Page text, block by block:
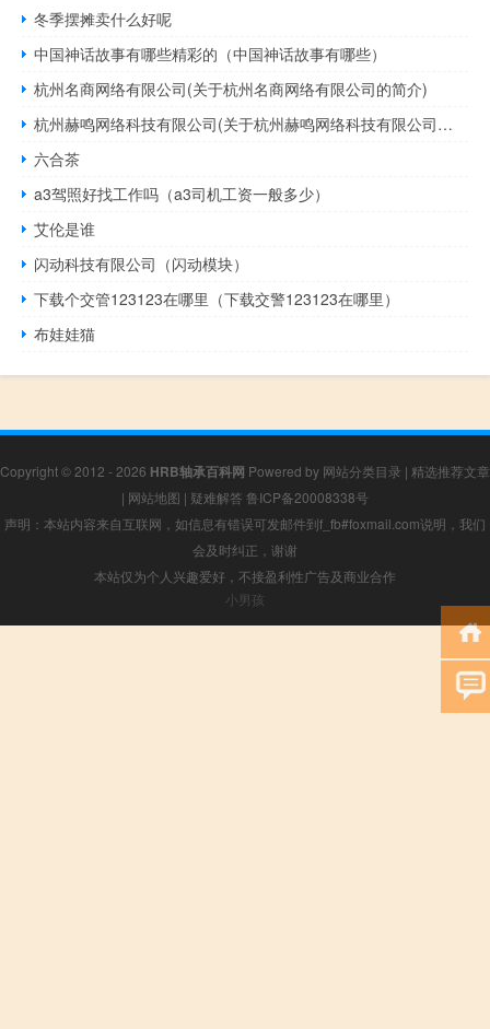
冬季摆摊卖什么好呢
中国神话故事有哪些精彩的（中国神话故事有哪些）
杭州名商网络有限公司(关于杭州名商网络有限公司的简介)
杭州赫鸣网络科技有限公司(关于杭州赫鸣网络科技有限公司的简介)
六合茶
a3驾照好找工作吗（a3司机工资一般多少）
艾伦是谁
闪动科技有限公司（闪动模块）
下载个交管123123在哪里（下载交警123123在哪里）
布娃娃猫
Copyright © 2012 - 2026 HRB轴承百科网 Powered by 网站分类目录 | 精选推荐文章
| 网站地图 | 疑难解答 鲁ICP备20008338号
声明：本站内容来自互联网，如信息有错误可发邮件到f_fb#foxmail.com说明，我们
会及时纠正，谢谢
本站仅为个人兴趣爱好，不接盈利性广告及商业合作
小男孩